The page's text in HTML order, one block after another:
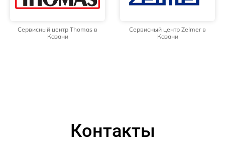
Сервисный центр Thomas в
Казани
Сервисный центр Zelmer в
Казани
Контакты